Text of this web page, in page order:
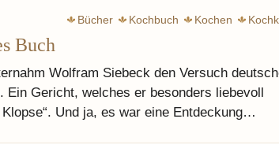
Bücher Kochbuch Kochen
Buch
Wolfram Siebeck den Versuch
Gericht, welches er besonders liebevoll
Und ja, es war eine Entdeckung…